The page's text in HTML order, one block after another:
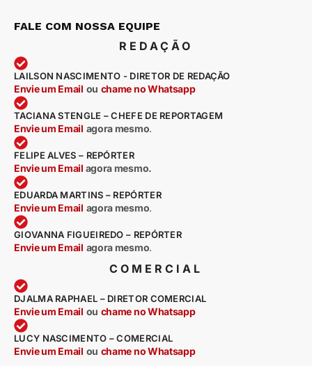
FALE COM NOSSA EQUIPE
REDAÇÃO
LAILSON NASCIMENTO - DIRETOR DE REDAÇÃO
Envie um Email ou chame no Whatsapp
TACIANA STENGLE – CHEFE DE REPORTAGEM
Envie um Email agora mesmo.
FELIPE ALVES – REPÓRTER
Envie um Email agora mesmo.
EDUARDA MARTINS – REPÓRTER
Envie um Email agora mesmo.
GIOVANNA FIGUEIREDO – REPÓRTER
Envie um Email agora mesmo.
COMERCIAL
DJALMA RAPHAEL – DIRETOR COMERCIAL
Envie um Email ou chame no Whatsapp
LUCY NASCIMENTO – COMERCIAL
Envie um Email ou chame no Whatsapp